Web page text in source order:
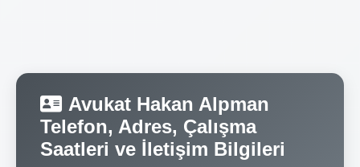
Avukat Hakan Alpman
Telefon, Adres, Çalışma
Saatleri ve İletişim Bilgileri